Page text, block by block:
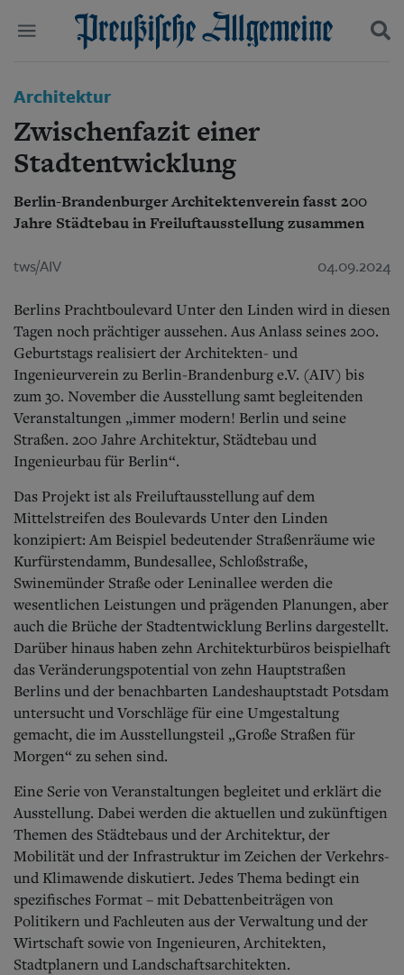
Start
Wer wir sind
Aktuelle Ausgabe
Abonnenten-Login
Abonnent werden
Abo Prämien
Mediadaten
Wirtschaft
Panorama
Gesellschaft
Leben
Geschichte
Ostpreußen
Danzig und Westpreußen
Bücher
Kontakt
Impressum
Datenschutz
Suchen und finden
Architektur
Zwischenfazit einer
Stadtentwicklung
Berlin-Brandenburger Architektenverein fasst 200
Jahre Städtebau in Freiluftausstellung zusammen
tws/AIV 04.09.2024
Berlins Prachtboulevard Unter den Linden wird in diesen
Tagen noch prächtiger aussehen. Aus Anlass seines 200.
Geburtstags realisiert der Architekten- und
Ingenieurverein zu Berlin-Brandenburg e.V. (AIV) bis
zum 30. November die Ausstellung samt begleitenden
Veranstaltungen „immer modern! Berlin und seine
Straßen. 200 Jahre Architektur, Städtebau und
Ingenieurbau für Berlin“.
Das Projekt ist als Freiluftausstellung auf dem
Mittelstreifen des Boulevards Unter den Linden
konzipiert: Am Beispiel bedeutender Straßenräume wie
Kurfürstendamm, Bundesallee, Schloßstraße,
Swinemünder Straße oder Leninallee werden die
wesentlichen Leistungen und prägenden Planungen, aber
auch die Brüche der Stadtentwicklung Berlins dargestellt.
Darüber hinaus haben zehn Architekturbüros beispielhaft
das Veränderungspotential von zehn Hauptstraßen
Berlins und der benachbarten Landeshauptstadt Potsdam
untersucht und Vorschläge für eine Umgestaltung
gemacht, die im Ausstellungsteil „Große Straßen für
Morgen“ zu sehen sind.
Eine Serie von Veranstaltungen begleitet und erklärt die
Ausstellung. Dabei werden die aktuellen und zukünftigen
Themen des Städtebaus und der Architektur, der
Mobilität und der Infrastruktur im Zeichen der Verkehrs-
und Klimawende diskutiert. Jedes Thema bedingt ein
spezifisches Format – mit Debattenbeiträgen von
Politikern und Fachleuten aus der Verwaltung und der
Wirtschaft sowie von Ingenieuren, Architekten,
Stadtplanern und Landschaftsarchitekten.